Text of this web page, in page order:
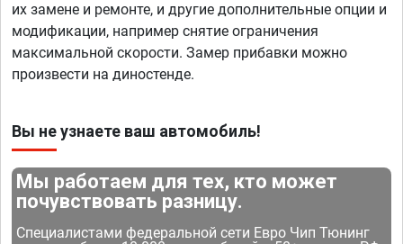
их замене и ремонте, и другие дополнительные опции и
модификации, например снятие ограничения
максимальной скорости. Замер прибавки можно
произвести на диностенде.
Вы не узнаете ваш автомобиль!
Мы работаем для тех, кто может
почувствовать разницу.
Специалистами федеральной сети Евро Чип Тюнинг